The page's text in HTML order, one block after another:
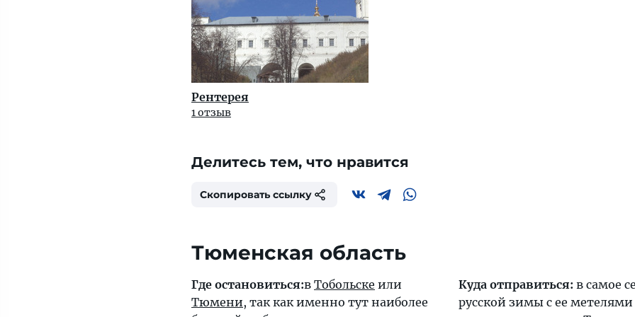
Рентерея
1 отзыв
Делитесь тем, что нравится
Скопировать ссылку
Тюменская область
Где остановиться:в Тобольске или
Тюмени, так как именно тут наиболее
Куда отправиться: в самое
русской зимы с ее